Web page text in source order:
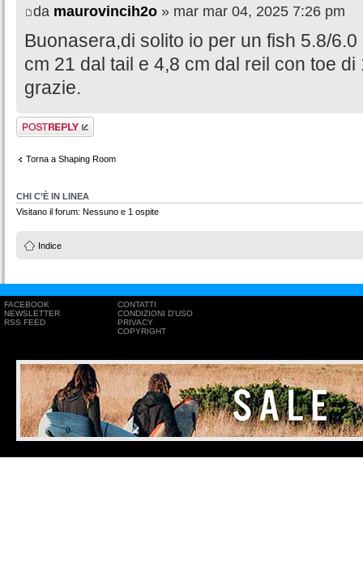
da maurovincih2o » mar mar 04, 2025 7:26 pm
Buonasera,di solito io per un fish 5.8/
cm 21 dal tail e 4,8 cm dal reil con toe
grazie.
Rispondi al
messaggio
Torna a Shaping Room
CHI C’È IN LINEA
Visitano il forum: Nessuno e 1 ospite
Indice
FACEBOOK
NEWSLETTER
RSS FEED
CONTATTI
CONDIZIONI D'USO
PRIVACY
COPYRIGHT